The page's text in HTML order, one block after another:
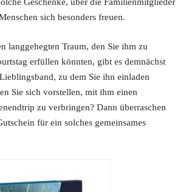
sich besonders freuen.
langgehegten Traum, den Sie ihm zu
erfüllen könnten, gibt es demnächst
zu dem Sie ihn einladen
Sie sich vorstellen, mit ihm einen
zu verbringen? Dann überraschen
für ein solches gemeinsames